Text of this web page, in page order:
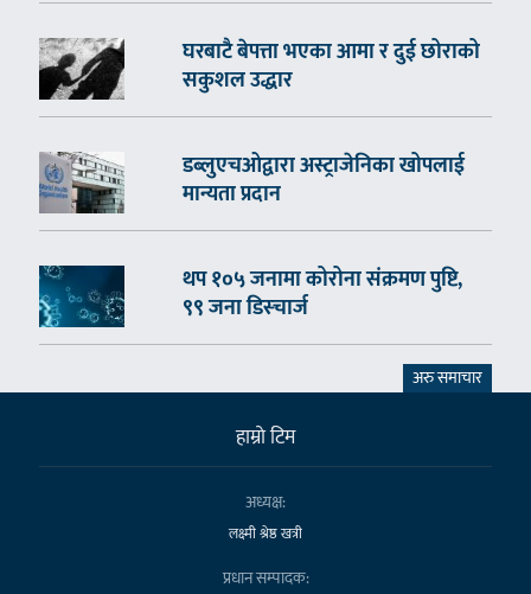
घरबाटै बेपत्ता भएका आमा र दुई छोराको
सकुशल उद्धार
डब्लुएचओद्वारा अस्ट्राजेनिका खोपलाई
मान्यता प्रदान
थप १०५ जनामा कोरोना संक्रमण पुष्टि,
९९ जना डिस्चार्ज
अरु समाचार
हाम्राे टिम
अध्यक्ष:
लक्ष्मी श्रेष्ठ खत्री
प्रधान सम्पादक: